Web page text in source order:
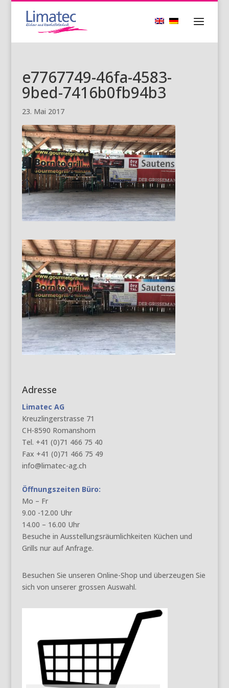
e7767749-46fa-4583-
9bed-7416b0fb94b3
23. Mai 2017
Adresse
Limatec AG
Kreuzlingerstrasse 71
CH-8590 Romanshorn
Tel. +41 (0)71 466 75 40
Fax +41 (0)71 466 75 49
info@limatec-ag.ch
Öffnungszeiten Büro:
Mo – Fr
9.00 -12.00 Uhr
14.00 – 16.00 Uhr
Besuche in Ausstellungsräumlichkeiten Küchen und
Grills nur auf Anfrage.
Besuchen Sie unseren Online-Shop und überzeugen Sie
sich von unserer grossen Auswahl.